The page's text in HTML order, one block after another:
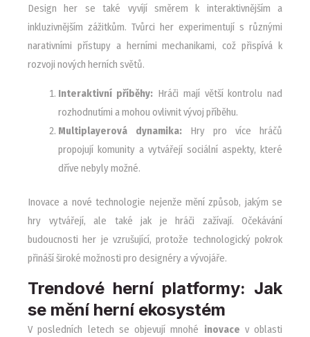
Design her se také vyvíjí směrem k interaktivnějším a
inkluzivnějším zážitkům. Tvůrci her experimentují s různými
narativními přístupy a herními mechanikami, což přispívá k
rozvoji nových herních světů.
Interaktivní příběhy: Hráči mají větší kontrolu nad
rozhodnutími a mohou ovlivnit vývoj příběhu.
Multiplayerová dynamika:Hry pro více hráčů
propojují komunity a vytvářejí sociální aspekty, které
dříve nebyly možné.
Inovace a nové technologie nejenže mění způsob, jakým se
hry vytvářejí, ale také jak je hráči zažívají. Očekávání
budoucnosti her je vzrušující, protože technologický pokrok
přináší široké možnosti pro designéry a vývojáře.
Trendové herní platformy: Jak
se mění herní ekosystém
V posledních letech se objevují mnohé inovace v oblasti